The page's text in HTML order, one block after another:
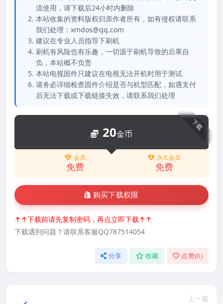
流使用，请下载后24小时内删除
本站收集的资料版权归原作者所有，如有侵权请联系
我们处理：xmdos@qq.com
建议在专业人员指导下刷机
刷机有风险也有乐趣，一切源于刷机导致的后果自
负，本站概不负责
本站电视固件只建议在电视无法开机时用于测试
请务必详细检查固件介绍是否与机型匹配，如遇支付
后无法下载或下载链接失效，请联系我们处理
下载
20金币
会员
免费
永久会员
免费
购买下载权限
↑↑下载前请先复制密码，再点立即下载↑↑
下载遇到问题？请联系客服QQ787514054
分享 收藏 点赞(0)
上一篇